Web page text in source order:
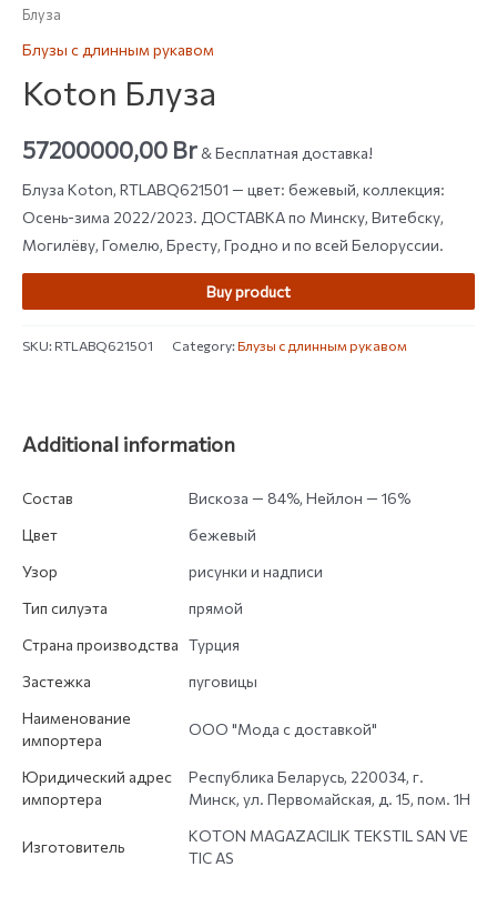
Блуза
Блузы с длинным рукавом
Koton Блуза
57200000,00 Br& Бесплатная доставка!
Блуза Koton, RTLABQ621501 — цвет: бежевый, коллекция:
Осень-зима 2022/2023. ДОСТАВКА по Минску, Витебску,
Могилёву, Гомелю, Бресту, Гродно и по всей Белоруссии.
Buy product
SKU:RTLABQ621501 Category:Блузы с длинным рукавом
Additional information
Состав
Вискоза — 84%, Нейлон — 16%
Цвет
бежевый
Узор
рисунки и надписи
Тип силуэта
прямой
Страна производства Турция
Застежка
пуговицы
Наименование
импортера
ООО "Мода с доставкой"
Юридический адрес
импортера
Республика Беларусь, 220034, г.
Минск, ул. Первомайская, д. 15, пом. 1Н
Изготовитель
KOTON MAGAZACILIK TEKSTIL SAN VE
TIC AS